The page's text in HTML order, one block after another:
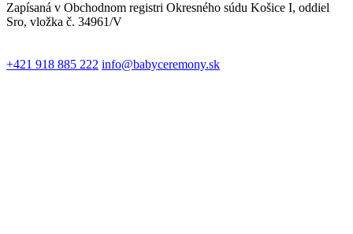
Zapísaná v Obchodnom registri Okresného súdu Košice I, oddiel
Sro, vložka č. 34961/V
+421 918 885 222 info@babyceremony.sk